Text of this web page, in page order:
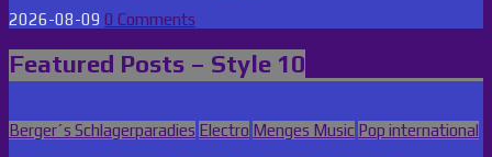
2026-08-09 0 Comments
Featured Posts – Style 10
Posted
Berger´s Schlagerparadies Electro Menges Music Pop international